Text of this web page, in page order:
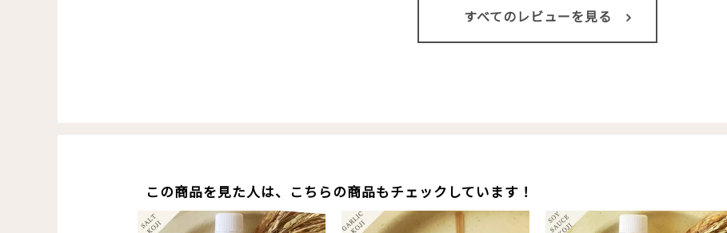
すべてのレビューを見る
この商品を見た人は、こちらの商品もチェックしています！